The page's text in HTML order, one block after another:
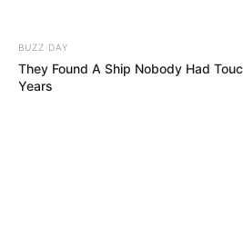
BUZZ DAY
They Found A Ship Nobody Had
Years